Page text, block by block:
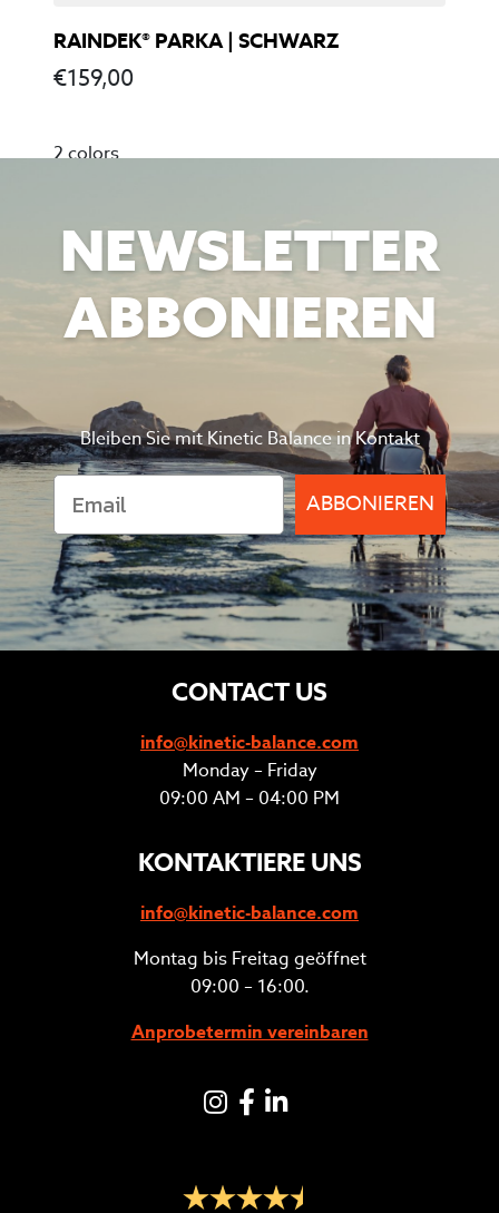
RAINDEK® PARKA | SCHWARZ
€159,00
2 colors
NEWSLETTER
ABBONIEREN
Bleiben Sie mit Kinetic Balance in Kontakt
ABBONIEREN
CONTACT US
info@kinetic-balance.com
Monday – Friday
09:00 AM – 04:00 PM
KONTAKTIERE UNS
info@kinetic-balance.com
Montag bis Freitag geöffnet
09:00 – 16:00.
Anprobetermin vereinbaren
Instagram
Facebook
LinkedIN